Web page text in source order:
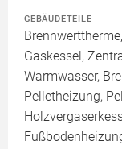
GEBÄUDETEILE
Gaskessel,
Warmwasser,
Pelletheizung,